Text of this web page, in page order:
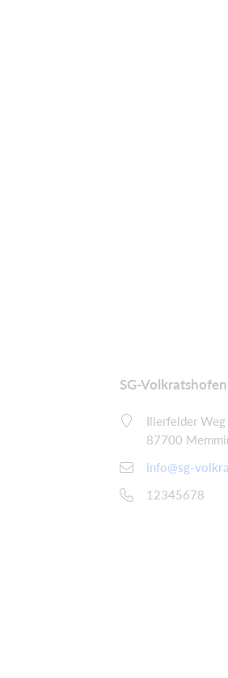
SG-Volkratshofen
Illerfelder
87700
info@sg-
12345678